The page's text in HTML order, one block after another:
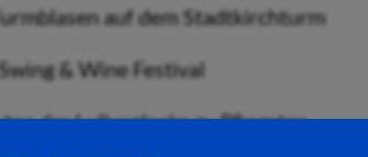
auf dem Stadtkirchturm
& Wine Festival
der Lullusglocke zu Pfingsten